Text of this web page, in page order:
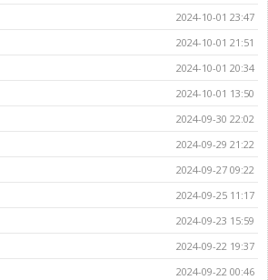
2024-10-01 23:47
2024-10-01 21:51
2024-10-01 20:34
2024-10-01 13:50
2024-09-30 22:02
2024-09-29 21:22
2024-09-27 09:22
2024-09-25 11:17
2024-09-23 15:59
2024-09-22 19:37
2024-09-22 00:46